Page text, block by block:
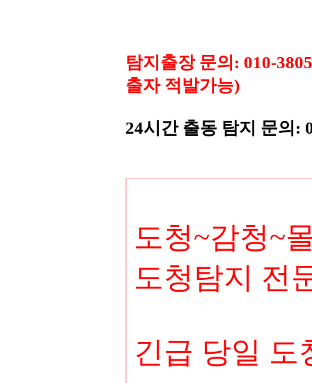
탐지출장 문의: 010-
출자 적발가능)
24시간 출동 탐지 문의:
도청~감청~
도청탐지 전
긴급 당일 도